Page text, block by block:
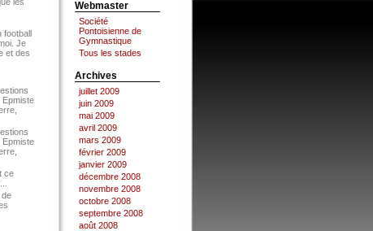
football
Je
et des
Epmiste
Epmiste
ce
de
Webmaster
Société
Pontoisienne de
Gymnastique
Tous les stades
Archives
juillet 2009
juin 2009
mai 2009
avril 2009
mars 2009
février 2009
janvier 2009
décembre 2008
novembre 2008
octobre 2008
septembre 2008
août 2008